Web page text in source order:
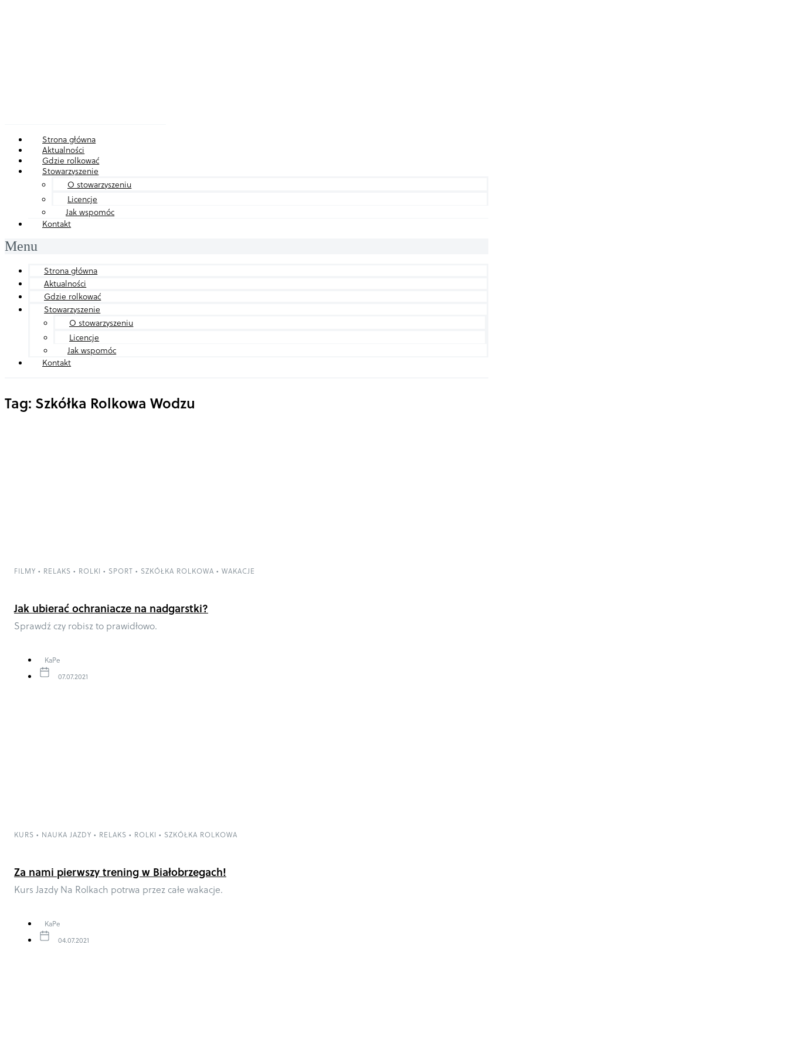
Strona główna
Aktualności
Gdzie rolkować
Stowarzyszenie
O stowarzyszeniu
Licencje
Jak wspomóc
Kontakt
Menu
Strona główna
Aktualności
Gdzie rolkować
Stowarzyszenie
O stowarzyszeniu
Licencje
Jak wspomóc
Kontakt
Tag: Szkółka Rolkowa Wodzu
FILMY • RELAKS • ROLKI • SPORT • SZKÓŁKA ROLKOWA • WAKACJE
Jak ubierać ochraniacze na nadgarstki?
Sprawdź czy robisz to prawidłowo.
KaPe
07.07.2021
KURS • NAUKA JAZDY • RELAKS • ROLKI • SZKÓŁKA ROLKOWA
Za nami pierwszy trening w Białobrzegach!
Kurs Jazdy Na Rolkach potrwa przez całe wakacje.
KaPe
04.07.2021